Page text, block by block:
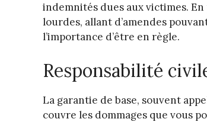
indemnités dues aux victimes.
lourdes, allant d’amendes
l’importance d’être en règle.
Responsabilité
La garantie de base, souvent
couvre les dommages que vous